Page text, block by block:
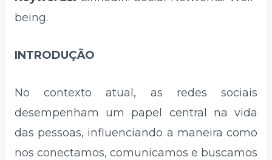
being.
INTRODUÇÃO
No contexto atual, as redes sociais
desempenham um papel central na vida
das pessoas, influenciando a maneira como
nos conectamos, comunicamos e buscamos